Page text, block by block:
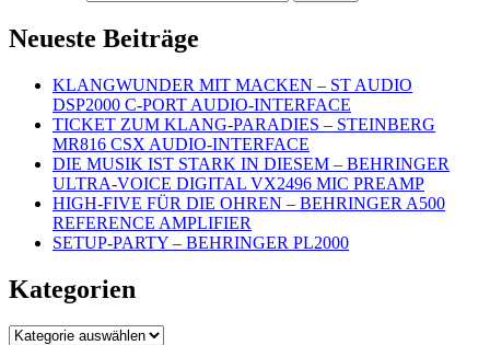
Neueste Beiträge
KLANGWUNDER MIT MACKEN – ST AUDIO
DSP2000 C-PORT AUDIO-INTERFACE
TICKET ZUM KLANG-PARADIES – STEINBERG
MR816 CSX AUDIO-INTERFACE
DIE MUSIK IST STARK IN DIESEM – BEHRINGER
ULTRA-VOICE DIGITAL VX2496 MIC PREAMP
HIGH-FIVE FÜR DIE OHREN – BEHRINGER A500
REFERENCE AMPLIFIER
SETUP-PARTY – BEHRINGER PL2000
Kategorien
Kategorien